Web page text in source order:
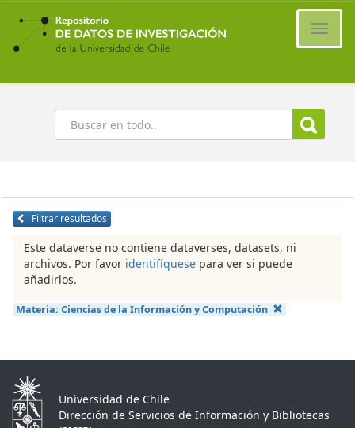
Ir
contenido
principal
Buscar
Filtrar resultados
Este dataverse no contiene dataverses, datasets, ni
archivos. Por favor identifíquese para ver si puede
añadirlos.
Materia: Ciencias de la Información y Computación
Universidad de Chile
Dirección de Servicios de Información y Bibliotecas